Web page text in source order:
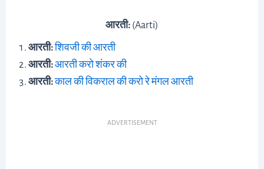
आरती: (Aarti)
आरती:शिवजी की आरती
आरती:आरती करो शंकर की
आरती:काल की विकराल की करो रे मंगल आरती
ADVERTISEMENT